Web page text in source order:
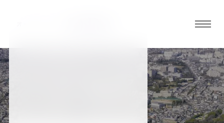
ルメ
ニュ
ーボ
タン